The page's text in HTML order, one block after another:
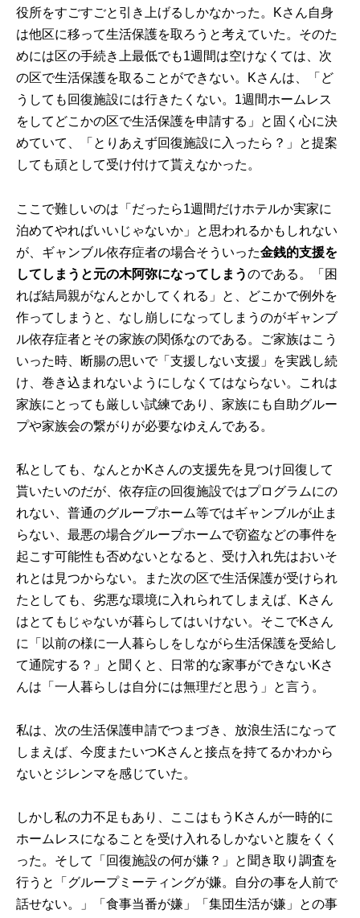
役所をすごすごと引き上げるしかなかった。Kさん自身
は他区に移って生活保護を取ろうと考えていた。そのた
めには区の手続き上最低でも1週間は空けなくては、次
の区で生活保護を取ることができない。Kさんは、「ど
うしても回復施設には行きたくない。1週間ホームレス
をしてどこかの区で生活保護を申請する」と固く心に決
めていて、「とりあえず回復施設に入ったら？」と提案
しても頑として受け付けて貰えなかった。
ここで難しいのは「だったら1週間だけホテルか実家に
泊めてやればいいじゃないか」と思われるかもしれない
が、ギャンブル依存症者の場合そういった金銭的支援を
してしまうと元の木阿弥になってしまうのである。「困
れば結局親がなんとかしてくれる」と、どこかで例外を
作ってしまうと、なし崩しになってしまうのがギャンブ
ル依存症者とその家族の関係なのである。ご家族はこう
いった時、断腸の思いで「支援しない支援」を実践し続
け、巻き込まれないようにしなくてはならない。これは
家族にとっても厳しい試練であり、家族にも自助グルー
プや家族会の繋がりが必要なゆえんである。
私としても、なんとかKさんの支援先を見つけ回復して
貰いたいのだが、依存症の回復施設ではプログラムにの
れない、普通のグループホーム等ではギャンブルが止ま
らない、最悪の場合グループホームで窃盗などの事件を
起こす可能性も否めないとなると、受け入れ先はおいそ
れとは見つからない。また次の区で生活保護が受けられ
たとしても、劣悪な環境に入れられてしまえば、Kさん
はとてもじゃないが暮らしてはいけない。そこでKさん
に「以前の様に一人暮らしをしながら生活保護を受給し
て通院する？」と聞くと、日常的な家事ができないKさ
んは「一人暮らしは自分には無理だと思う」と言う。
私は、次の生活保護申請でつまづき、放浪生活になって
しまえば、今度またいつKさんと接点を持てるかわから
ないとジレンマを感じていた。
しかし私の力不足もあり、ここはもうKさんが一時的に
ホームレスになることを受け入れるしかないと腹をくく
った。そして「回復施設の何が嫌？」と聞き取り調査を
行うと「グループミーティングが嫌。自分の事を人前で
話せない。」「食事当番が嫌」「集団生活が嫌」との事